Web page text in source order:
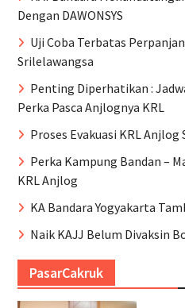
Dengan DAWONSYS
Uji Coba Terbatas
Srilelawangsa
Penting Diperhatikan :
Perka Pasca Anjlognya KRL
Proses Evakuasi KRL Anjlog
Perka Kampung Bandan –
KRL Anjlog
KA Bandara Yogyakarta
Naik KAJJ Belum Divaksin
PasarCakruk